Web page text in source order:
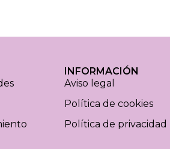
INFORMACIÓN
Aviso legal
Política de cookies
Política de privacidad